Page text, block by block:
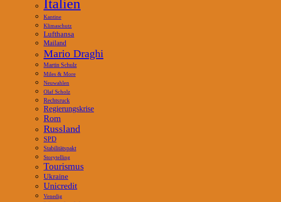
Italien
Kantine
Klimaschutz
Lufthansa
Mailand
Mario Draghi
Martin Schulz
Miles & More
Neuwahlen
Olaf Scholz
Rechtsruck
Regierungskrise
Rom
Russland
SPD
Stabilitätspakt
Storytelling
Tourismus
Ukraine
Unicredit
Venedig